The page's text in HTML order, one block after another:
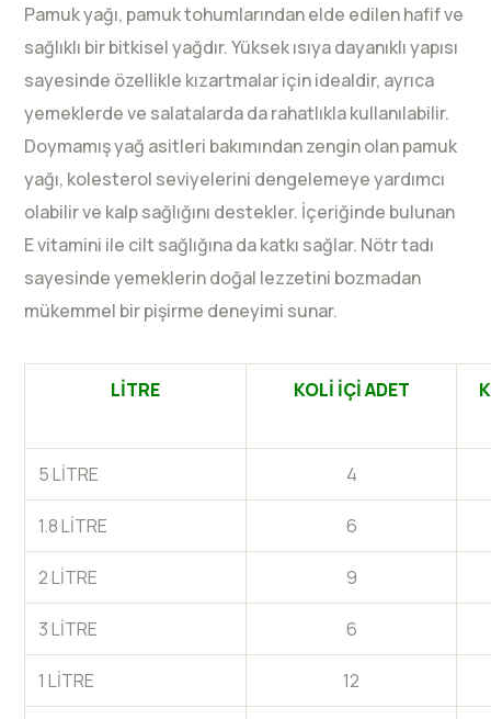
Pamuk yağı, pamuk tohumlarından elde edilen hafif ve
sağlıklı bir bitkisel yağdır. Yüksek ısıya dayanıklı yapısı
sayesinde özellikle kızartmalar için idealdir, ayrıca
yemeklerde ve salatalarda da rahatlıkla kullanılabilir.
Doymamış yağ asitleri bakımından zengin olan pamuk
yağı, kolesterol seviyelerini dengelemeye yardımcı
olabilir ve kalp sağlığını destekler. İçeriğinde bulunan
E vitamini ile cilt sağlığına da katkı sağlar. Nötr tadı
sayesinde yemeklerin doğal lezzetini bozmadan
mükemmel bir pişirme deneyimi sunar.
LİTRE KOLİ İÇİ ADET
5 LİTRE 4
1.8 LİTRE 6
2 LİTRE 9
3 LİTRE 6
1 LİTRE 12